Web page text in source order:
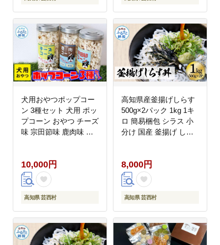
犬用おやつポップコー
ン 3種セット 犬用 ポッ
プコーン おやつ チーズ
味 宗田節味 鹿肉味 ヘ
コーン付 ポップコーン
犬 いぬ 犬用おやつ 無
添加 国産
10,000円
高知県 芸西村
高知県産釜揚げしらす
500g×2パック 1kg 1キ
ロ 簡易梱包 シラス 小
分け 国産 釜揚げ しら
寿司 ご飯 雑炊 冷奴 冷
凍配送 おかず おつまみ
8,000円
高知県 芸西村